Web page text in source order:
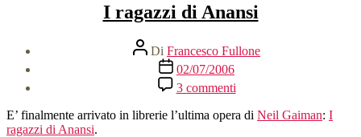
I ragazzi di Anansi
Autore
articolo
Di Francesco Fullone
Data
dell'articolo
02/07/2006
3 commentisu
I
ragazzi
E’ finalmente arrivato in librerie l’ultima opera di Neil Gaiman: I
ragazzi di Anansi.